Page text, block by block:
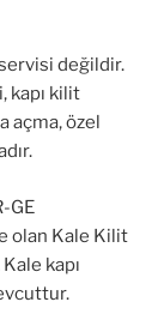
değildir.
kapı kilit
açma, özel
GE
olan Kale Kilit
kapı